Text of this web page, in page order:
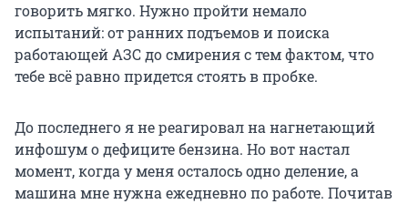
говорить мягко. Нужно пройти немало
испытаний: от ранних подъемов и поиска
работающей АЗС до смирения с тем фактом, что
тебе всё равно придется стоять в пробке.
До последнего я не реагировал на нагнетающий
инфошум о дефиците бензина. Но вот настал
момент, когда у меня осталось одно деление, а
машина мне нужна ежедневно по работе. Почитав